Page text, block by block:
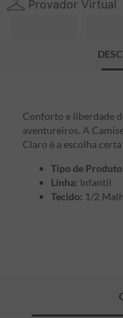
Provador Virtual
Conforto e liberdade
aventureiros. A
Claro é a escolha
Tipo de
Linha: Infantil
Tecido: 1/2